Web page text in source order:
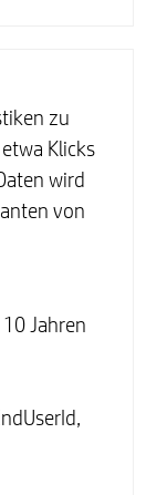
zu
Klicks
wird
von
Jahren